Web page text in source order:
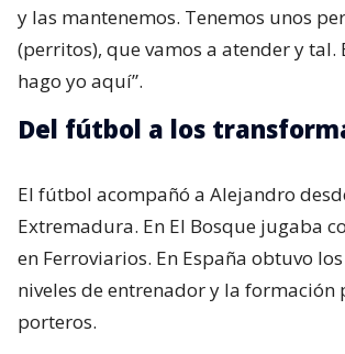
y las mantenemos. Tenemos unos
(perritos), que vamos a atender y tal.
hago yo aquí”.
Del fútbol a los
El fútbol acompañó a Alejandro
Extremadura. En El Bosque jugaba
en Ferroviarios. En España obtuvo
niveles de entrenador y la
porteros.